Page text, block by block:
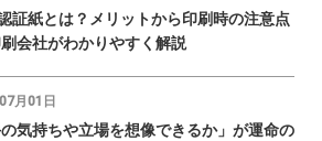
証紙とは？メリットから印刷時の注意点
会社がわかりやすく解説
月01日
の気持ちや立場を想像できるか」が運命の